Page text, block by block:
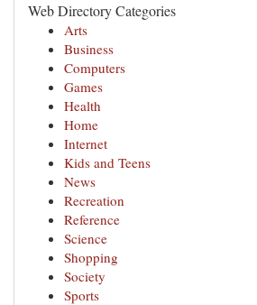
Web Directory Categories
Arts
Business
Computers
Games
Health
Home
Internet
Kids and Teens
News
Recreation
Reference
Science
Shopping
Society
Sports